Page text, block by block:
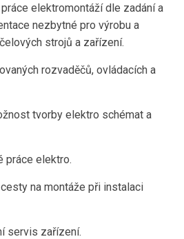
elektromontáží dle zadání a
nezbytné pro výrobu a
strojů a zařízení.
rozvaděčů, ovládacích a
tvorby elektro schémat a
práce elektro.
na montáže při instalaci
servis zařízení.